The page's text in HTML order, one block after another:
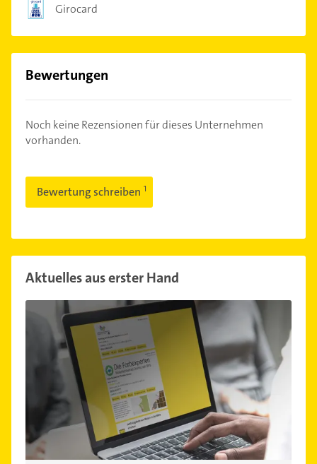
Girocard
Bewertungen
Noch keine Rezensionen für dieses Unternehmen
vorhanden.
Bewertung schreiben
Aktuelles aus erster Hand